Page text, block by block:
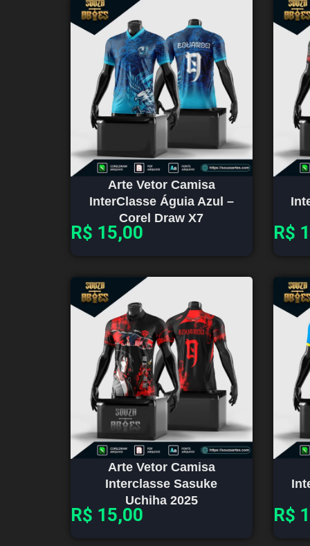
Arte Vetor Camisa
InterClasse Águia Azul –
Corel Draw X7
R$ 15,00 R$
Arte Vetor Camisa
Interclasse Sasuke
Uchiha 2025
R$ 15,00 R$